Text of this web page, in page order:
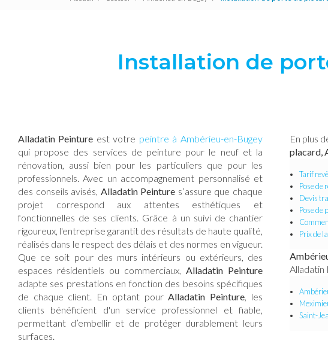
Installation de
Alladatin Peinture est votre peintre à Ambérieu-en-Bugey
qui propose des services de peinture pour le neuf et la
rénovation, aussi bien pour les particuliers que pour les
professionnels. Avec un accompagnement personnalisé et
des conseils avisés, Alladatin Peinture s’assure que chaque
projet correspond aux attentes esthétiques et
fonctionnelles de ses clients. Grâce à un suivi de chantier
rigoureux, l'entreprise garantit des résultats de haute qualité,
réalisés dans le respect des délais et des normes en vigueur.
Que ce soit pour des murs intérieurs ou extérieurs, des
espaces résidentiels ou commerciaux, Alladatin Peinture
adapte ses prestations en fonction des besoins spécifiques
de chaque client. En optant pourAlladatin Peinture, les
clients bénéficient d'un service professionnel et fiable,
permettant d’embellir et de protéger durablement leurs
surfaces.
En plus
placard,
Tarif
Pose de
Devis
Pose de
Prix de
Alladatin
Saint-